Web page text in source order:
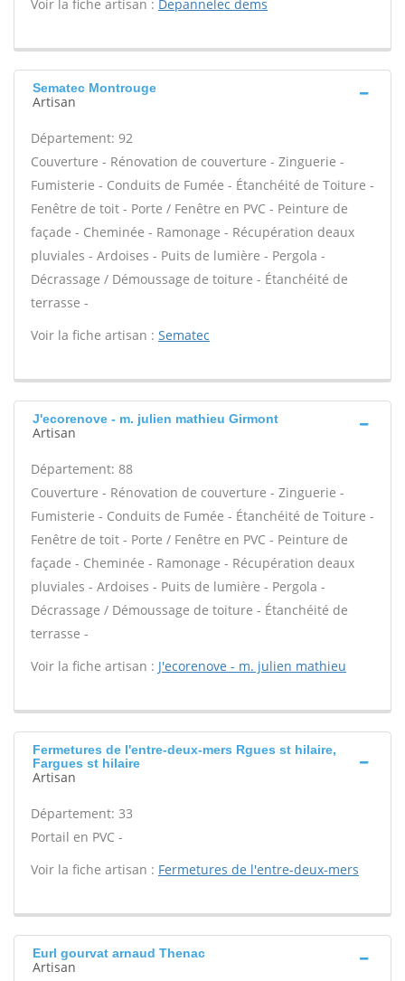
Voir la fiche artisan : Depannelec dems
Sematec Montrouge
Artisan
Département: 92
Couverture - Rénovation de couverture - Zinguerie -
Fumisterie - Conduits de Fumée - Étanchéité de Toiture -
Fenêtre de toit - Porte / Fenêtre en PVC - Peinture de
façade - Cheminée - Ramonage - Récupération deaux
pluviales - Ardoises - Puits de lumière - Pergola -
Décrassage / Démoussage de toiture - Étanchéité de
terrasse -
Voir la fiche artisan : Sematec
J'ecorenove - m. julien mathieu Girmont
Artisan
Département: 88
Couverture - Rénovation de couverture - Zinguerie -
Fumisterie - Conduits de Fumée - Étanchéité de Toiture -
Fenêtre de toit - Porte / Fenêtre en PVC - Peinture de
façade - Cheminée - Ramonage - Récupération deaux
pluviales - Ardoises - Puits de lumière - Pergola -
Décrassage / Démoussage de toiture - Étanchéité de
terrasse -
Voir la fiche artisan : J'ecorenove - m. julien mathieu
Fermetures de l'entre-deux-mers Rgues st hilaire,
Fargues st hilaire
Artisan
Département: 33
Portail en PVC -
Voir la fiche artisan : Fermetures de l'entre-deux-mers
Eurl gourvat arnaud Thenac
Artisan